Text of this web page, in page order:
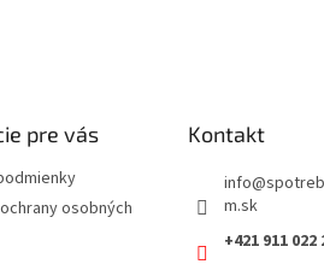
pre vás
osobných
Kontakt
info@
m.sk
+421 911 022